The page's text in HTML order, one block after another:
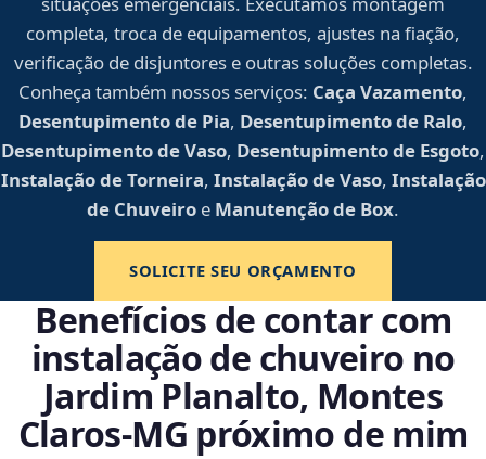
completa, troca de equipamentos, ajustes na fiação,
verificação de disjuntores e outras soluções completas.
Conheça também nossos serviços: Caça Vazamento,
Desentupimento de Pia, Desentupimento de Ralo,
Desentupimento de Vaso, Desentupimento de Esgoto,
Instalação de Torneira, Instalação de Vaso, Instalação
de Chuveiro e Manutenção de Box.
SOLICITE SEU ORÇAMENTO
Benefícios de contar com
instalação de chuveiro no
Jardim Planalto, Montes
Claros‑MG próximo de mim